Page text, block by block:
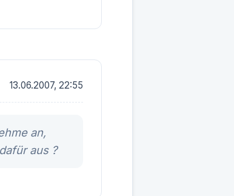
13.06.2007, 22:55
an,
aus ?